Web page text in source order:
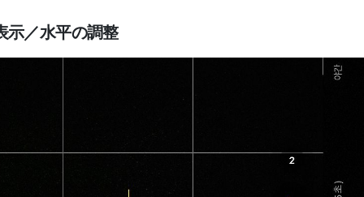
示／水平の調整